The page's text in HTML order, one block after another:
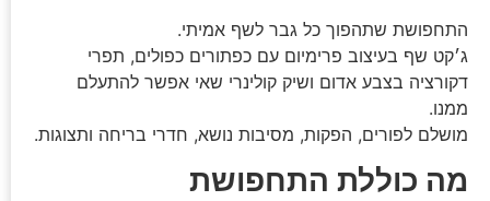
התחפושת שתהפוך כל גבר לשף אמיתי.
ג׳קט שף בעיצוב פרימיום עם כפתורים כפולים, תפרי
דקורציה בצבע אדום ושיק קולינרי שאי אפשר להתעלם
ממנו.
מושלם לפורים, הפקות, מסיבות נושא, חדרי בריחה ותצוגות.
מה כוללת התחפושת